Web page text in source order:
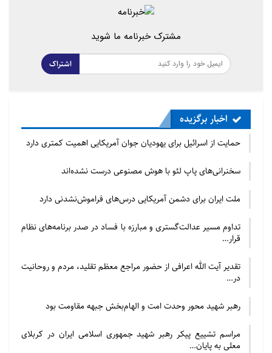
منبع : ابنا
مشترک خبرنامه ما شوید
اشتراک
اخبار برگزیده
حمایت از اسرائیل برای یهودیان جوان آمریکایی اهمیت کمتری دارد
سخنرانی‌های پاپ لئو با هوش مصنوعی درست نشده‌اند
ملت ایران برای دشمن آمریکایی درس‌های فراموش‌نشدنی دارد
تداوم مسیر عدالت‌گستری و مبارزه با فساد در صدر برنامه‌های نظام
قرار…
تقدیر آیت الله اعرافی از حضور مراجع معظم تقلید، مردم و روحانیت
در…
رهبر شهید محور وحدت امت و الهام‌بخش جبهه مقاومت بود
مراسم تشییع پیکر رهبر شهید جمهوری اسلامی ایران در کربلای
معلی به پایان…